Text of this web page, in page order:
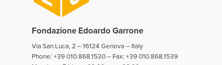
Fondazione Edoardo Garrone
Via San Luca, 2 – 16124 Genova – Italy
Phone: +39 010.868.1530 – Fax: +39 010.868.1539